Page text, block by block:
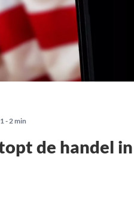
1 - 2 min
de handel